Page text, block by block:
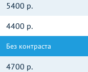
5400 р.
4400 р.
Без контраста
4700 р.